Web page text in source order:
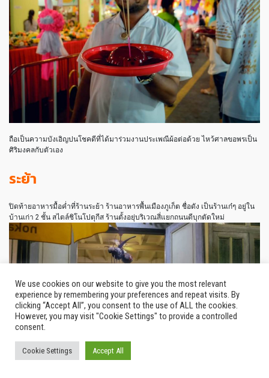
ถือเป็นความบังเอิญปนโชคดีที่ได้มาร่วมงานประเพณีผ้อต่อด้วย ไหว้ศาลขอพรเป็น
ศิริมงคลกับตัวเอง
ระย้า
ปิดท้ายอาหารมื้อค่ำที่ร้านระย้า ร้านอาหารพื้นเมืองภูเก็ต ชื่อดัง เป็นร้านเก๋ๆ อยู่ใน
บ้านเก่า 2 ชั้น สไตล์ชิโนโปตุกีส ร้านตั้งอยุ่บริเวณสี่แยกถนนดีบุกตัดใหม่
We use cookies on our website to give you the most relevant
experience by remembering your preferences and repeat visits. By
clicking “Accept All”, you consent to the use of ALL the cookies.
However, you may visit "Cookie Settings" to provide a controlled
consent.
Cookie Settings Accept All